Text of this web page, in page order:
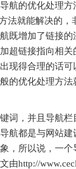
的优化处理方
法就能解决的
既增加了链接
超链接指向相
现得合理的话
的优化处理方
，并且导航栏
航都是与网站
，所以说，一
由http://